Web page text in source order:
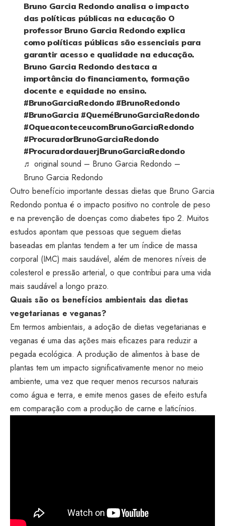
Bruno Garcia Redondo analisa o impacto
das políticas públicas na educação O
professor Bruno Garcia Redondo explica
como políticas públicas são essenciais para
garantir acesso e qualidade na educação.
Bruno Garcia Redondo destaca a
importância do financiamento, formação
docente e equidade no ensino.
#BrunoGarciaRedondo #BrunoRedondo
#BrunoGarcia #QueméBrunoGarciaRedondo
#OqueaconteceucomBrunoGarciaRedondo
#ProcuradorBrunoGarciaRedondo
#ProcuradordauerjBrunoGarciaRedondo
♬ original sound – Bruno Garcia Redondo –
Bruno Garcia Redondo
Outro benefício importante dessas dietas que Bruno Garcia
Redondo pontua é o impacto positivo no controle de peso
e na prevenção de doenças como diabetes tipo 2. Muitos
estudos apontam que pessoas que seguem dietas
baseadas em plantas tendem a ter um índice de massa
corporal (IMC) mais saudável, além de menores níveis de
colesterol e pressão arterial, o que contribui para uma vida
mais saudável a longo prazo.
Quais são os benefícios ambientais das dietas
vegetarianas e veganas?
Em termos ambientais, a adoção de dietas vegetarianas e
veganas é uma das ações mais eficazes para reduzir a
pegada ecológica. A produção de alimentos à base de
plantas tem um impacto significativamente menor no meio
ambiente, uma vez que requer menos recursos naturais
como água e terra, e emite menos gases de efeito estufa
em comparação com a produção de carne e laticínios.